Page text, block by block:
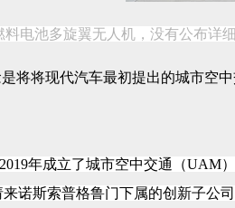
料电池多旋翼无人机，没有公布详
将将现代汽车最初提出的城市空
年成立了城市空中交通（UAM
来诺斯索普格鲁门下属的创新子公